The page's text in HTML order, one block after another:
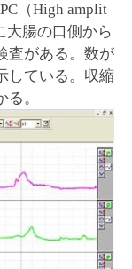
（High amplit
大腸の口側から
査がある。数が
している。収縮
。